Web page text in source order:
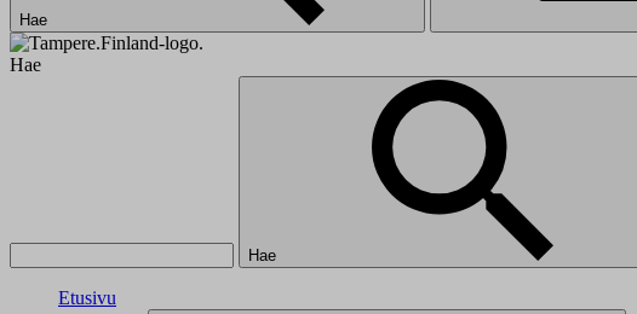
Hae
Hae
Hae
Etusivu